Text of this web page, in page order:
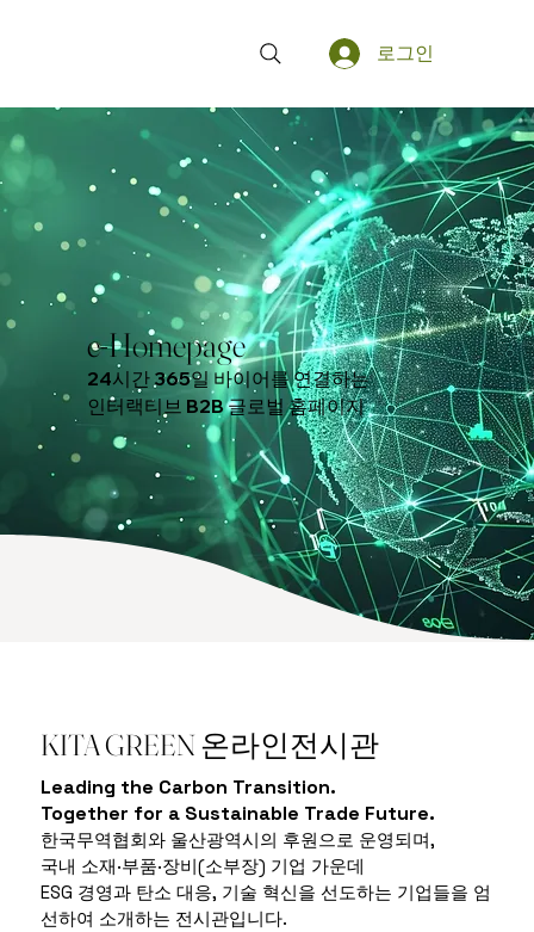
로그인
e-Homepage
24시간 365일 바이어를 연결하는
인터랙티브 B2B 글로벌 홈페이지
KITA GREEN 온라인전시관
Leading the Carbon Transition.
Together for a Sustainable Trade Future.
한국무역협회와 울산광역시의 후원으로 운영되며,
국내 소재·부품·장비(소부장) 기업 가운데
ESG 경영과 탄소 대응, 기술 혁신을 선도하는 기업들을 엄
선하여 소개하는 전시관입니다.